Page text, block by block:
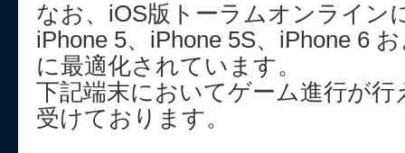
なお、iOS版トーラムオンライン
iPhone 5、iPhone 5S、iPhone 6
に最適化されています。
下記端末においてゲーム進行が
受けております。